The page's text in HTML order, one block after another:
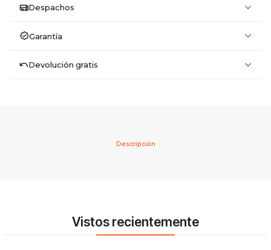
Despachos
Garantía
Devolución gratis
Descripción
Vistos recientemente